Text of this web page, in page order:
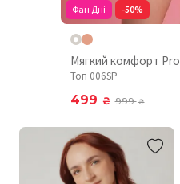
Фан Дні -50%
Мягкий комфорт Pro
Топ 006SP
499 ₴ 999₴